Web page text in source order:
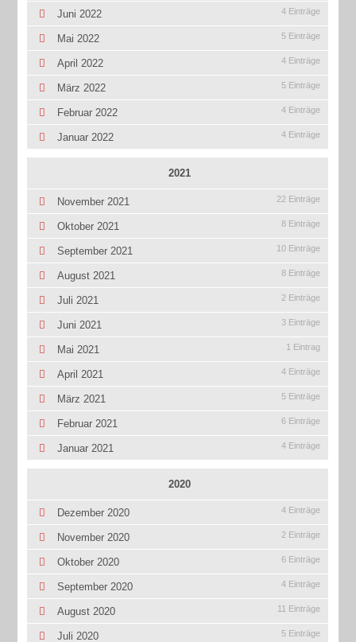
Juni 2022 4 Einträge
Mai 2022 5 Einträge
April 2022 4 Einträge
März 2022 5 Einträge
Februar 2022 4 Einträge
Januar 2022 4 Einträge
2021
November 2021 22 Einträge
Oktober 2021 8 Einträge
September 2021 10 Einträge
August 2021 8 Einträge
Juli 2021 2 Einträge
Juni 2021 3 Einträge
Mai 2021 1 Eintrag
April 2021 4 Einträge
März 2021 5 Einträge
Februar 2021 6 Einträge
Januar 2021 4 Einträge
2020
Dezember 2020 4 Einträge
November 2020 2 Einträge
Oktober 2020 6 Einträge
September 2020 4 Einträge
August 2020 11 Einträge
Juli 2020 5 Einträge